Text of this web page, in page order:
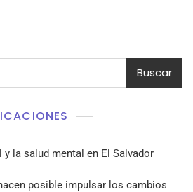
Buscar
y la salud mental en El Salvador
posible impulsar los cambios